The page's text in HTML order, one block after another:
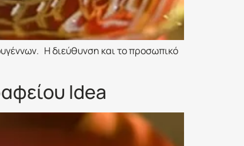
Η διεύθυνση και το προσωπικό
Idea